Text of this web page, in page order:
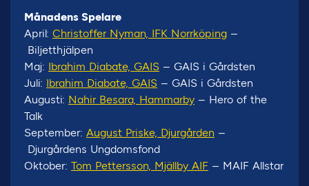
Månadens Spelare
April: Christoffer Nyman, IFK Norrköping –
Biljetthjälpen
Maj: Ibrahim Diabate, GAIS – GAIS i Gårdsten
Juli: Ibrahim Diabate, GAIS – GAIS i Gårdsten
Augusti: Nahir Besara, Hammarby – Hero of the
Talk
September: August Priske, Djurgården –
Djurgårdens Ungdomsfond
Oktober: Tom Pettersson, Mjällby AIF – MAIF Allstar